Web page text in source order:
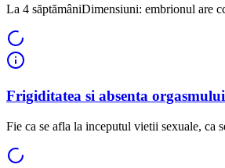
La 4 săptămâniDimensiuni: embrionul are
Frigiditatea si absenta
Fie ca se afla la inceputul vietii sexuale, ca